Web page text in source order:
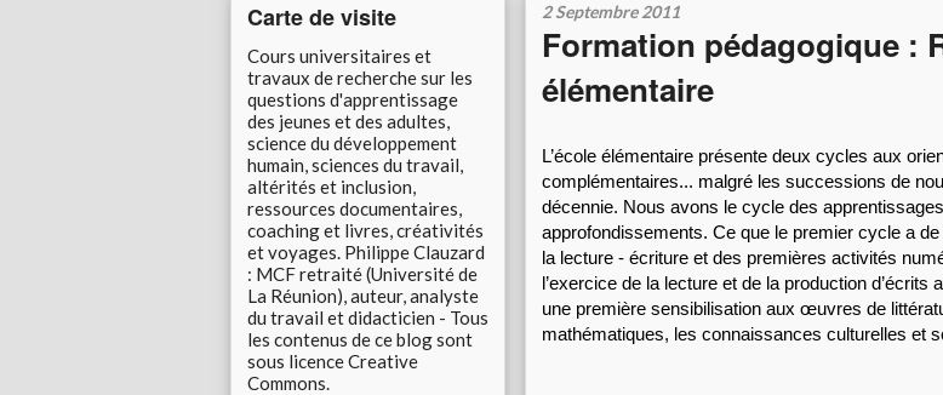
Carte de visite
Cours universitaires et
travaux de recherche sur les
questions d'apprentissage
des jeunes et des adultes,
science du développement
humain, sciences du travail,
altérités et inclusion,
ressources documentaires,
coaching et livres, créativités
et voyages. Philippe Clauzard
: MCF retraité (Université de
La Réunion), auteur, analyste
du travail et didacticien - Tous
les contenus de ce blog sont
sous licence Creative
Commons.
2 Septembre 2011
Formation pédagogique :
élémentaire
L’école élémentaire présente deux cycles aux
complémentaires... malgré les successions de
décennie. Nous avons le cycle des
approfondissements. Ce que le premier cycle a de
la lecture - écriture et des premières activités
l’exercice de la lecture et de la production d’écrits
une première sensibilisation aux œuvres de
mathématiques, les connaissances culturelles et